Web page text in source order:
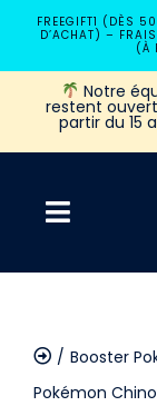
Passer
contenu
FREEGIFT1 (DÈS
D’ACHAT) –
(À
Notre
restent
partir du 15
à
CoffretBooster
Pokémon